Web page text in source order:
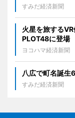
すみだ経済新聞
火星を旅する
PLOT48に登場
ヨコハマ経済新聞
八広で町名誕
すみだ経済新聞